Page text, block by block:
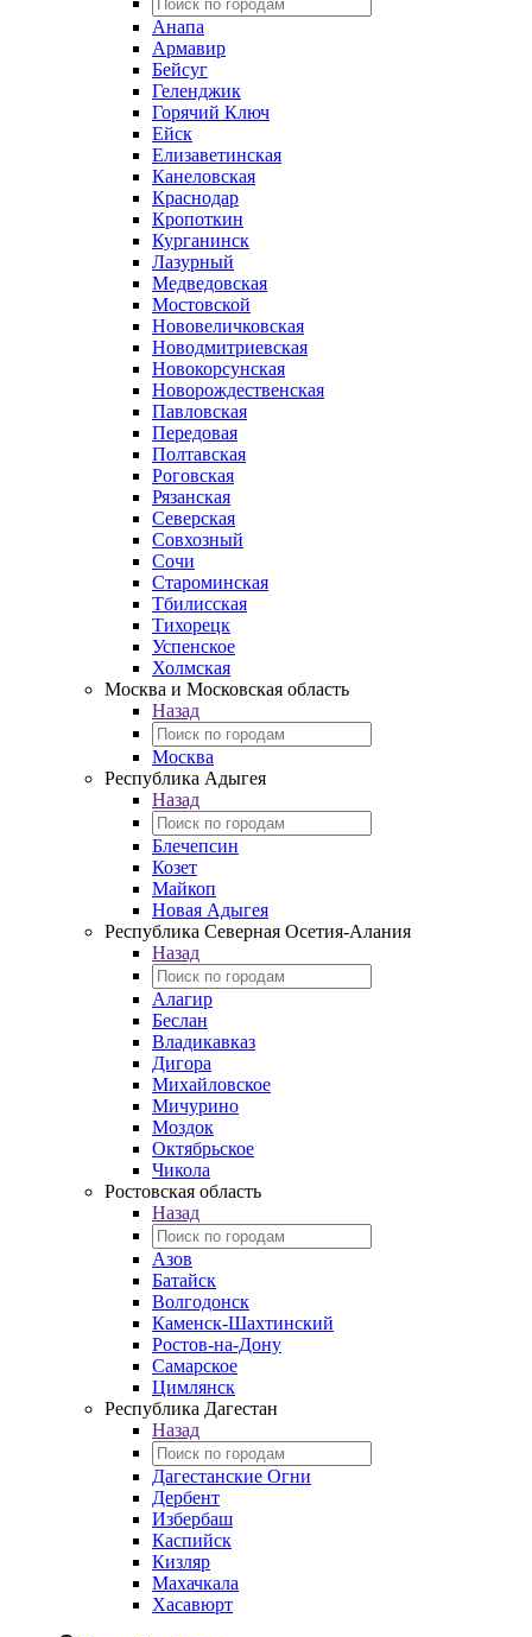
Анапа
Армавир
Бейсуг
Геленджик
Горячий Ключ
Ейск
Елизаветинская
Канеловская
Краснодар
Кропоткин
Курганинск
Лазурный
Медведовская
Мостовской
Нововеличковская
Новодмитриевская
Новокорсунская
Новорождественская
Павловская
Передовая
Полтавская
Роговская
Рязанская
Северская
Совхозный
Сочи
Староминская
Тбилисская
Тихорецк
Успенское
Холмская
Москва и Московская область
Назад
Москва
Республика Адыгея
Назад
Блечепсин
Козет
Майкоп
Новая Адыгея
Республика Северная Осетия-Алания
Назад
Алагир
Беслан
Владикавказ
Дигора
Михайловское
Мичурино
Моздок
Октябрьское
Чикола
Ростовская область
Назад
Азов
Батайск
Волгодонск
Каменск-Шахтинский
Ростов-на-Дону
Самарское
Цимлянск
Республика Дагестан
Назад
Дагестанские Огни
Дербент
Избербаш
Каспийск
Кизляр
Махачкала
Хасавюрт